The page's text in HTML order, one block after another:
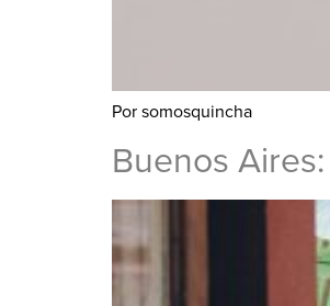
Por somosquincha
Buenos